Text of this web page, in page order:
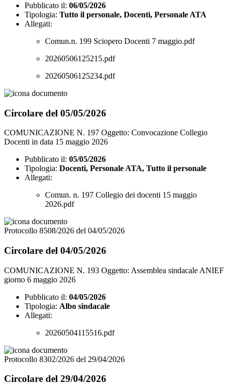
Pubblicato il: 06/05/2026
Tipologia: Tutto il personale, Docenti, Personale ATA
Allegati:
Comun.n. 199 Sciopero Docenti 7 maggio.pdf
20260506125215.pdf
20260506125234.pdf
Circolare del 05/05/2026
COMUNICAZIONE N. 197 Oggetto: Convocazione Collegio
Docenti in data 15 maggio 2026
Pubblicato il: 05/05/2026
Tipologia: Docenti, Personale ATA, Tutto il personale
Allegati:
Comun. n. 197 Collegio dei docenti 15 maggio
2026.pdf
Protocollo 8508/2026 del 04/05/2026
Circolare del 04/05/2026
COMUNICAZIONE N. 193 Oggetto: Assemblea sindacale ANIEF
giorno 6 maggio 2026
Pubblicato il: 04/05/2026
Tipologia: Albo sindacale
Allegati:
20260504115516.pdf
Protocollo 8302/2026 del 29/04/2026
Circolare del 29/04/2026